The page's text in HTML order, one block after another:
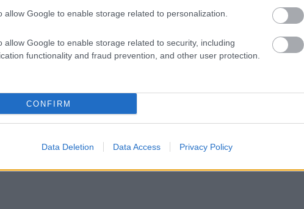
allow Google to enable storage related to personalization.
allow Google to enable storage related to security, including
functionality and fraud prevention, and other user protection.
CONFIRM
Data Deletion Data Access Privacy Policy
Την παρουσίαση του φετινού ρόστερ, καθώς και της νέα φανέλα της σεζόν
2016-2017 προανήγγειλε ο Εθνικός Αλεξανδρούπολης.